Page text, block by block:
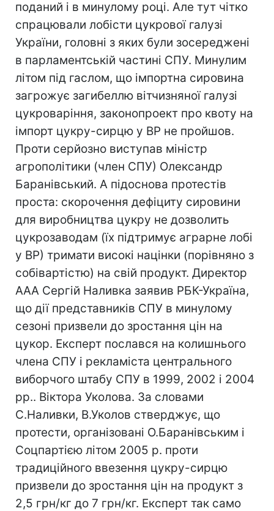
поданий і в минулому році. Але тут чітко
спрацювали лобісти цукрової галузі
України, головні з яких були зосереджені
в парламентській частині СПУ. Минулим
літом під гаслом, що імпортна сировина
загрожує загибеллю вітчизняної галузі
цукроваріння, законопроект про квоту на
імпорт цукру-сирцю у ВР не пройшов.
Проти серйозно виступав міністр
агрополітики (член СПУ) Олександр
Баранівський. А підоснова протестів
проста: скорочення дефіциту сировини
для виробництва цукру не дозволить
цукрозаводам (їх підтримує аграрне лобі
у ВР) тримати високі націнки (порівняно з
собівартістю) на свій продукт. Директор
ААА Сергій Наливка заявив РБК-Україна,
що дії представників СПУ в минулому
сезоні призвели до зростання цін на
цукор. Експерт послався на колишнього
члена СПУ і рекламіста центрального
виборчого штабу СПУ в 1999, 2002 і 2004
рр.. Віктора Уколова. За словами
С.Наливки, В.Уколов стверджує, що
протести, організовані О.Баранівським і
Соцпартією літом 2005 р. проти
традиційного ввезення цукру-сирцю
призвели до зростання цін на продукт з
2,5 грн/кг до 7 грн/кг. Експерт так само